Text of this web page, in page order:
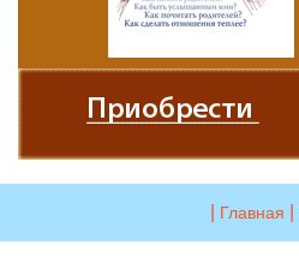
Главная